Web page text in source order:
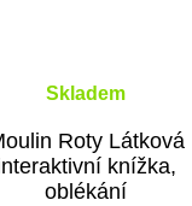
Skladem
Roty Látková
knížka,
oblékání